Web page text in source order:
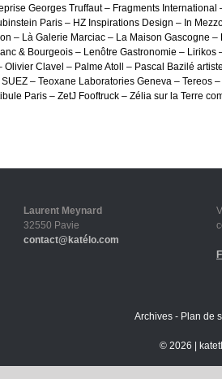
Georges Truffaut – Fragments
Paris – HZ Inspirations Design – In
– Là Galerie Marciac – La Maison Gascogne
& Bourgeois – Lenôtre Gastronomie –
Olivier Clavel – Palme Atoll – Pascal Bazilé
– Teoxane Laboratories Geneva – Tereos
Paris – ZetJ Fooftruck – Zélia sur la Terre
Laurent Meynard
32550 Pavie
contact@katélo.com
Archives- Plan de
© 2026 |